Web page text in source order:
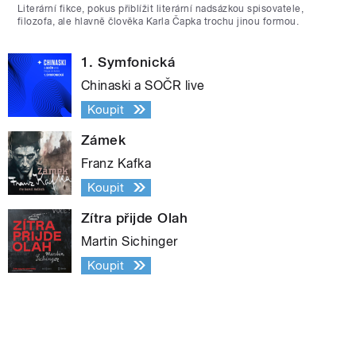
Literární fikce, pokus přiblížit literární nadsázkou spisovatele,
filozofa, ale hlavně člověka Karla Čapka trochu jinou formou.
1. Symfonická
Chinaski a SOČR live
Koupit
Zámek
Franz Kafka
Koupit
Zítra přijde Olah
Martin Sichinger
Koupit